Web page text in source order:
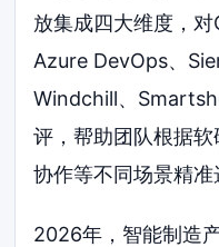
放集成四大维度，
Azure DevOps、
Windchill、
评，帮助团队根据
协作等不同场景精准
2026年，智能制造